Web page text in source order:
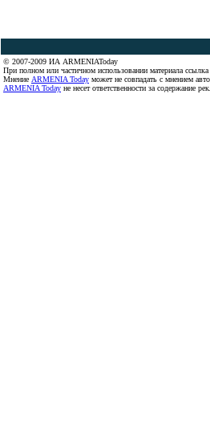
© 2007-2009 ИА ARMENIAToday
При полном или частичном использовании материала ссылка
Мнение ARMENIA Today может не совпадать с мнением
ARMENIA Today не несет ответственности за содержание